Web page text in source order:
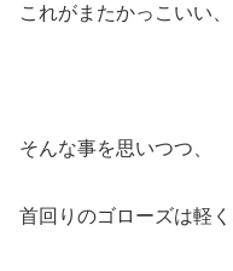
これがまたかっこいい
そんな事を思いつつ、
首回りのゴローズは軽く